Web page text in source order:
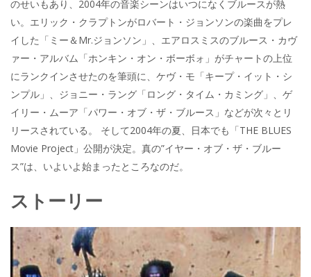
のせいもあり、2004年の音楽シーンはいつになくブルースが熱
い。エリック・クラプトンがロバート・ジョンソンの楽曲をプレ
イした「ミー＆Mr.ジョンソン」、エアロスミスのブルース・カヴ
ァー・アルバム「ホンキン・オン・ボーボォ」がチャートの上位
にランクインさせたのを筆頭に、ケヴ・モ「キープ・イット・シ
ンプル」、ジョニー・ラング「ロング・タイム・カミング」、ゲ
イリー・ムーア「パワー・オブ・ザ・ブルース」などが次々とリ
リースされている。 そして2004年の夏、日本でも「THE BLUES
Movie Project」公開が決定。真の”イヤー・オブ・ザ・ブルー
ス”は、いよいよ始まったところなのだ。
ストーリー